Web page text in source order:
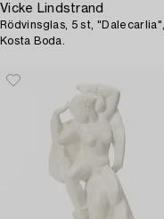
Vicke Lindstrand
Rödvinsglas, 5 st, "Dalecarlia",
Kosta Boda.